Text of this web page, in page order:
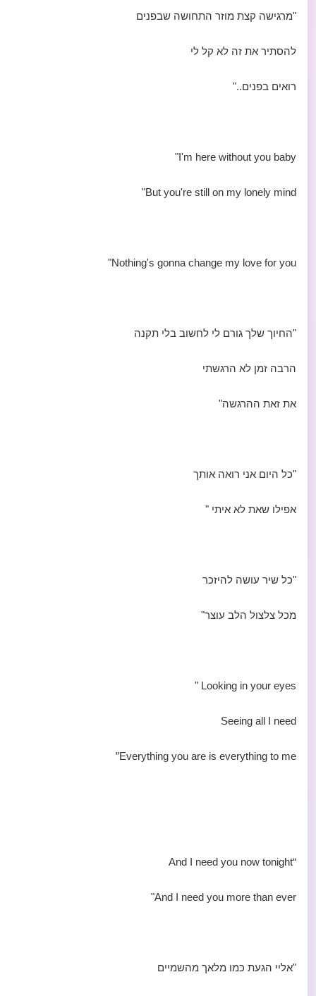
"מרגישה קצת מוזר התחושה שבפנים
להסתיר את זה לא קל לי
רואים בפנים.."
I'm here without you baby"
But you're still on my lonely mind"
Nothing's gonna change my love for you"
"החיוך שלך גורם לי לחשוב בלי תקנה
הרבה זמן לא הרגשתי
את זאת ההרגשה"
"כל היום אני רואה אותך
אפילו שאת לא איתי "
"כל שיר עושה להיזכר
מכל צלצול הלב עוצר"
Looking in your eyes "
Seeing all I need
Everything you are is everything to me”
“And I need you now tonight
And I need you more than ever"
"אליי הגעת כמו מלאך מהשמיים